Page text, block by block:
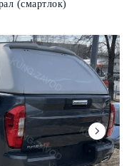
(смартлок)